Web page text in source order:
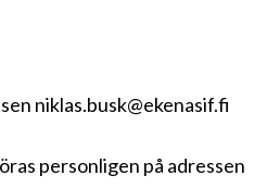
niklas.busk@ekenasif.fi
personligen på adressen